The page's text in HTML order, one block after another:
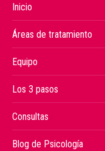
Inicio
Áreas de tratamiento
Equipo
Los 3 pasos
Consultas
Blog de Psicología